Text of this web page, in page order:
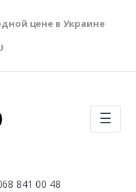
цене в Украине
☰
841 00 48